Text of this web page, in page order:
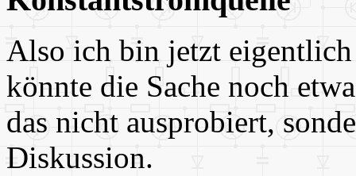
Also ich bin jetzt
könnte die Sache noch
das nicht ausprobiert,
Diskussion.